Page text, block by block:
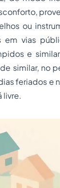
ou
vias
e
similar, no
feriados e
livre.